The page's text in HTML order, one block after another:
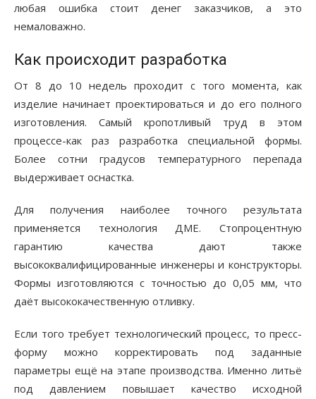
любая ошибка стоит денег заказчиков, а это
немаловажно.
Как происходит разработка
От 8 до 10 недель проходит с того момента, как
изделие начинает проектироваться и до его полного
изготовления. Самый кропотливый труд в этом
процессе-как раз разработка специальной формы.
Более сотни градусов температурного перепада
выдерживает оснастка.
Для получения наиболее точного результата
применяется технология ДМЕ. Стопроцентную
гарантию качества дают также
высококвалифицированные инженеры и конструкторы.
Формы изготовляются с точностью до 0,05 мм, что
даёт высококачественную отливку.
Если того требует технологический процесс, то пресс-
форму можно корректировать под заданные
параметры ещё на этапе производства. Именно литьё
под давлением повышает качество исходной